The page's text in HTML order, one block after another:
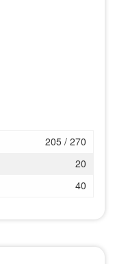
205 / 270
20
40